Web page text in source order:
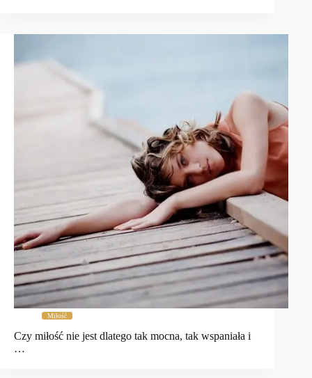
Miłość
Czy miłość nie jest dlatego tak mocna, tak wspaniała i
…